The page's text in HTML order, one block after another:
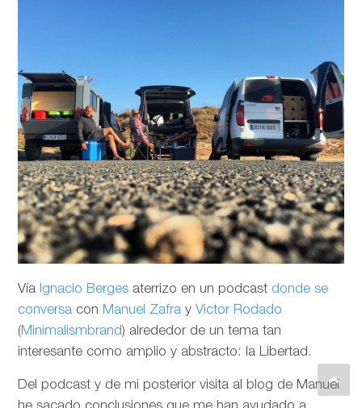
Vía Ignacio Berges aterrizo en un podcast donde se
conversa con Manuel Zafra y Victor Rodado
(Minimalismbrand) alrededor de un tema tan
interesante como amplio y abstracto: la Libertad.
Del podcast y de mi posterior visita al blog de Manuel